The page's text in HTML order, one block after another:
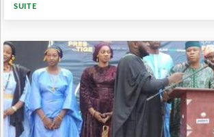
SUITE